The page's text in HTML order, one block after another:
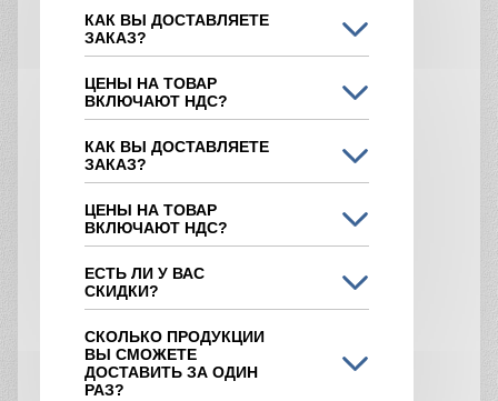
КАК ВЫ ДОСТАВЛЯЕТЕ
ЗАКАЗ?
ЦЕНЫ НА ТОВАР
ВКЛЮЧАЮТ НДС?
КАК ВЫ ДОСТАВЛЯЕТЕ
ЗАКАЗ?
ЦЕНЫ НА ТОВАР
ВКЛЮЧАЮТ НДС?
ЕСТЬ ЛИ У ВАС
СКИДКИ?
СКОЛЬКО ПРОДУКЦИИ
ВЫ СМОЖЕТЕ
ДОСТАВИТЬ ЗА ОДИН
РАЗ?